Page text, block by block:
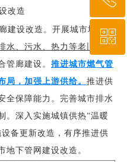
改造
建设改造。开展城市地下管
水、污水、热力等老旧管网
管廊建设。 推进城市燃气管
局，加强上游供给。 推进供
全保障能力。完善城市排水
。深入实施城镇供热“温暖
备更新改造，有序推进供
地下管网建设改造。
010-64919527
ꀥ